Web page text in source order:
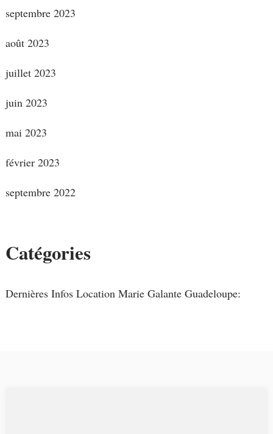
septembre 2023
août 2023
juillet 2023
juin 2023
mai 2023
février 2023
septembre 2022
Catégories
Dernières Infos Location Marie Galante Guadeloupe: